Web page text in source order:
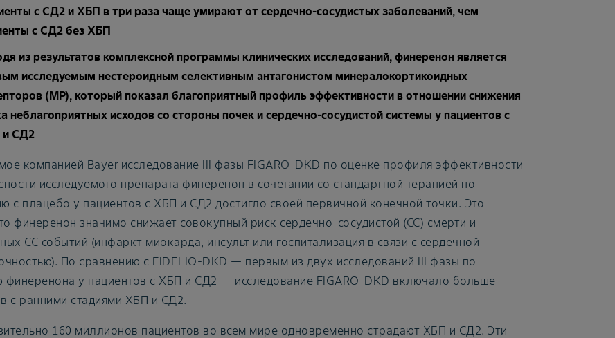
с СД2 и ХБП в три раза чаще умирают от сердечно-сосудистых заболеваний, чем
с СД2 без ХБП
из результатов комплексной программы клинических исследований, финеренон является
исследуемым нестероидным селективным антагонистом минералокортикоидных
(МР), который показал благоприятный профиль эффективности в отношении снижения
неблагоприятных исходов со стороны почек и сердечно-сосудистой системы у пациентов с
СД2
компанией Bayer исследование III фазы FIGARO-DKD по оценке профиля эффективности
исследуемого препарата финеренон в сочетании со стандартной терапией по
с плацебо у пациентов с ХБП и СД2 достигло своей первичной конечной точки. Это
финеренон значимо снижает совокупный риск сердечно-сосудистой (СС) смерти и
СС событий (инфаркт миокарда, инсульт или госпитализация в связи с сердечной
По сравнению с FIDELIO-DKD — первым из двух исследований III фазы по
финеренона у пациентов с ХБП и СД2 — исследование FIGARO-DKD включало больше
с ранними стадиями ХБП и СД2.
160 миллионов пациентов во всем мире одновременно страдают ХБП и СД2. Эти